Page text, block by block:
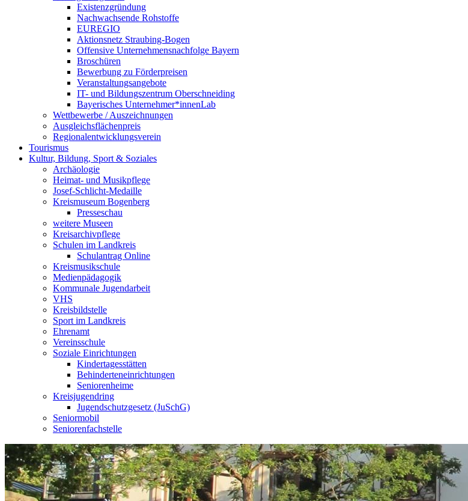
Existenzgründung
Nachwachsende Rohstoffe
EUREGIO
Aktionsnetz Straubing-Bogen
Offensive Unternehmensnachfolge Bayern
Broschüren
Bewerbung zu Förderpreisen
Veranstaltungsangebote
IT- und Bildungszentrum Oberschneiding
Bayerisches Unternehmer*innenLab
Wettbewerbe / Auszeichnungen
Ausgleichsflächenpreis
Regionalentwicklungsverein
Tourismus
Kultur, Bildung, Sport & Soziales
Archäologie
Heimat- und Musikpflege
Josef-Schlicht-Medaille
Kreismuseum Bogenberg
Presseschau
weitere Museen
Kreisarchivpflege
Schulen im Landkreis
Schulantrag Online
Kreismusikschule
Medienpädagogik
Kommunale Jugendarbeit
VHS
Kreisbildstelle
Sport im Landkreis
Ehrenamt
Vereinsschule
Soziale Einrichtungen
Kindertagesstätten
Behinderteneinrichtungen
Seniorenheime
Kreisjugendring
Jugendschutzgesetz (JuSchG)
Seniormobil
Seniorenfachstelle